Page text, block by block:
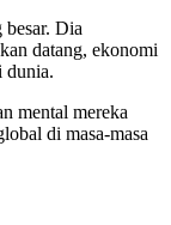
besar. Dia
datang, ekonomi
dunia.
mental mereka
di masa-masa